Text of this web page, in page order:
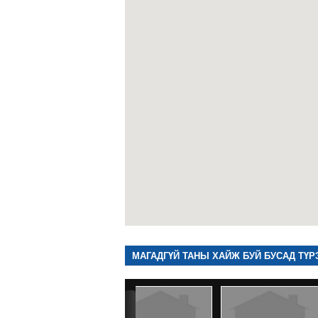
МАГАДГҮЙ ТАНЫ ХАЙЖ БУЙ БУСАД